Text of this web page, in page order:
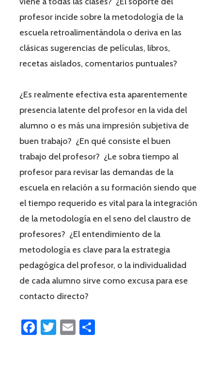
profesor incide sobre la metodología de la
escuela retroalimentándola o deriva en las
clásicas sugerencias de películas, libros,
recetas aislados, comentarios puntuales?
¿Es realmente efectiva esta aparentemente
presencia latente del profesor en la vida del
alumno o es más una impresión subjetiva de
buen trabajo? ¿En qué consiste el buen
trabajo del profesor? ¿Le sobra tiempo al
profesor para revisar las demandas de la
escuela en relación a su formación siendo que
el tiempo requerido es vital para la integración
de la metodología en el seno del claustro de
profesores? ¿El entendimiento de la
metodología es clave para la estrategia
pedagógica del profesor, o la individualidad
de cada alumno sirve como excusa para ese
contacto directo?
Facebook
Twitter
Email